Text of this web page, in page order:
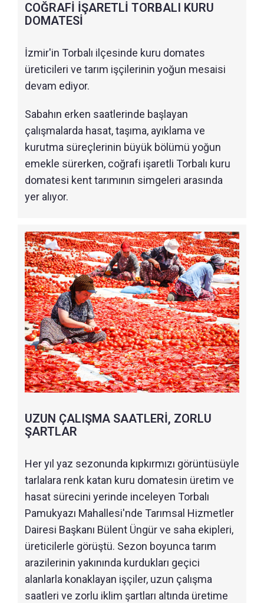
COĞRAFİ İŞARETLİ TORBALI KURU
DOMATESİ
İzmir'in Torbalı ilçesinde kuru domates
üreticileri ve tarım işçilerinin yoğun mesaisi
devam ediyor.
Sabahın erken saatlerinde başlayan
çalışmalarda hasat, taşıma, ayıklama ve
kurutma süreçlerinin büyük bölümü yoğun
emekle sürerken, coğrafi işaretli Torbalı kuru
domatesi kent tarımının simgeleri arasında
yer alıyor.
UZUN ÇALIŞMA SAATLERİ, ZORLU
ŞARTLAR
Her yıl yaz sezonunda kıpkırmızı görüntüsüyle
tarlalara renk katan kuru domatesin üretim ve
hasat sürecini yerinde inceleyen Torbalı
Pamukyazı Mahallesi'nde Tarımsal Hizmetler
Dairesi Başkanı Bülent Üngür ve saha ekipleri,
üreticilerle görüştü. Sezon boyunca tarım
arazilerinin yakınında kurdukları geçici
alanlarla konaklayan işçiler, uzun çalışma
saatleri ve zorlu iklim şartları altında üretime